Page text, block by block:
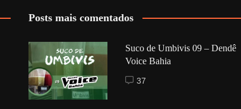
Posts mais comentados
Suco de Umbivis 09 – Dendê
Voice Bahia
37